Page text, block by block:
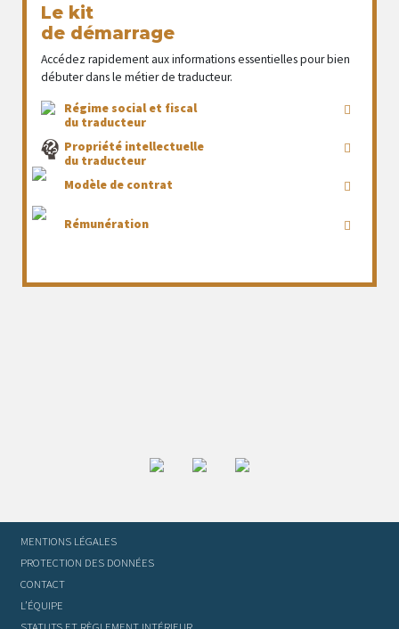
Le kit
de démarrage
Accédez rapidement aux informations essentielles pour bien
débuter dans le métier de traducteur.
Régime social et fiscal
du traducteur
Propriété intellectuelle
du traducteur
Modèle de contrat
Rémunération
MENTIONS LÉGALES
PROTECTION DES DONNÉES
CONTACT
L’ÉQUIPE